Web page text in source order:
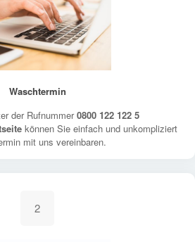
Waschtermin
der Rufnummer0800 122 122 5
können Sie einfach und unkompliziert
mit uns vereinbaren.
2